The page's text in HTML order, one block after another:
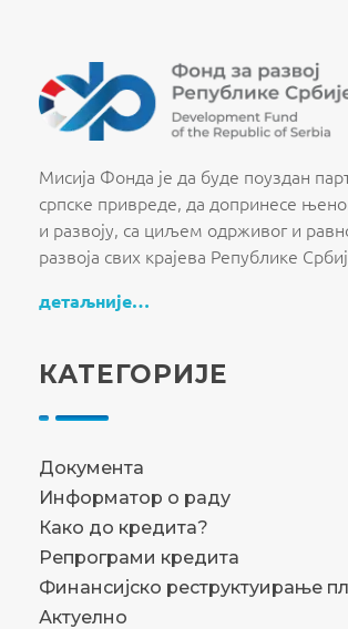
Мисија Фонда је да буде поуздан
српске привреде, да допринесе
и развоју, са циљем одрживог и
развоја свих крајева Републике
детаљније…
КАТЕГОРИЈЕ
Документа
Информатор о раду
Како до кредита?
Репрограми кредита
Финансијско реструктуирање
Актуелно